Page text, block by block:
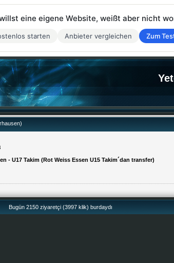
- U17 Takim (Rot Weiss Essen U15 Takim´dan transfer)
Bugün 2150 ziyaretçi (3997 klik) burdaydı
eine eigene Website, weißt aber nicht
starten Anbieter vergleichen Zum